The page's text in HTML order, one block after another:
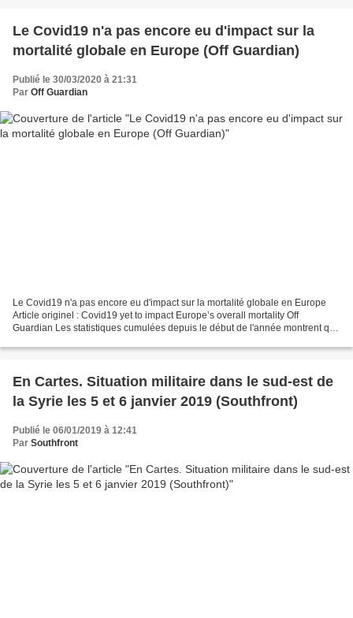
Le Covid19 n'a pas encore eu d'impact sur la
mortalité globale en Europe (Off Guardian)
Publié le 30/03/2020 à 21:31
Par Off Guardian
Le Covid19 n'a pas encore eu d'impact sur la mortalité globale en Europe
Article originel : Covid19 yet to impact Europe’s overall mortality Off
Guardian Les statistiques cumulées depuis le début de l'année montrent que
En Cartes. Situation militaire dans le sud-est de
la Syrie les 5 et 6 janvier 2019 (Southfront)
Publié le 06/01/2019 à 12:41
Par Southfront